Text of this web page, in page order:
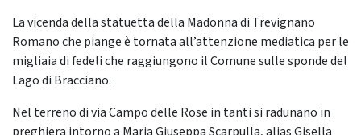
La vicenda della statuetta della Madonna di Trevignano
Romano che piange è tornata all’attenzione mediatica per le
migliaia di fedeli che raggiungono il Comune sulle sponde del
Lago di Bracciano.
Nel terreno di via Campo delle Rose in tanti si radunano in